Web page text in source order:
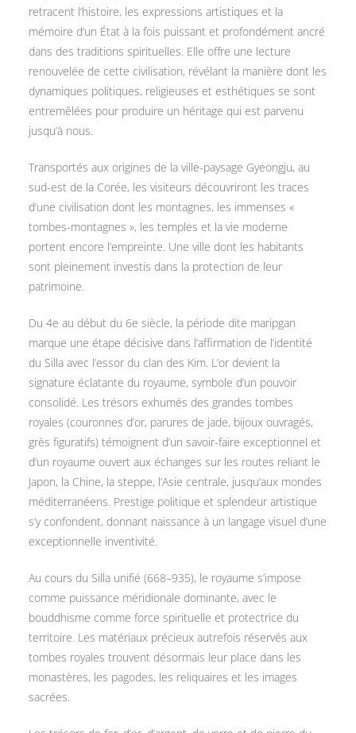
retracent l’histoire, les expressions artistiques et la
mémoire d’un État à la fois puissant et profondément ancré
dans des traditions spirituelles. Elle offre une lecture
renouvelée de cette civilisation, révélant la manière dont les
dynamiques politiques, religieuses et esthétiques se sont
entremêlées pour produire un héritage qui est parvenu
jusqu’à nous.
Transportés aux origines de la ville-paysage Gyeongju, au
sud-est de la Corée, les visiteurs découvriront les traces
d’une civilisation dont les montagnes, les immenses «
tombes-montagnes », les temples et la vie moderne
portent encore l’empreinte. Une ville dont les habitants
sont pleinement investis dans la protection de leur
patrimoine.
Du 4e au début du 6e siècle, la période dite maripgan
marque une étape décisive dans l’affirmation de l’identité
du Silla avec l’essor du clan des Kim. L’or devient la
signature éclatante du royaume, symbole d’un pouvoir
consolidé. Les trésors exhumés des grandes tombes
royales (couronnes d’or, parures de jade, bijoux ouvragés,
grès figuratifs) témoignent d’un savoir-faire exceptionnel et
d’un royaume ouvert aux échanges sur les routes reliant le
Japon, la Chine, la steppe, l’Asie centrale, jusqu’aux mondes
méditerranéens. Prestige politique et splendeur artistique
s’y confondent, donnant naissance à un langage visuel d’une
exceptionnelle inventivité.
Au cours du Silla unifié (668–935), le royaume s’impose
comme puissance méridionale dominante, avec le
bouddhisme comme force spirituelle et protectrice du
territoire. Les matériaux précieux autrefois réservés aux
tombes royales trouvent désormais leur place dans les
monastères, les pagodes, les reliquaires et les images
sacrées.